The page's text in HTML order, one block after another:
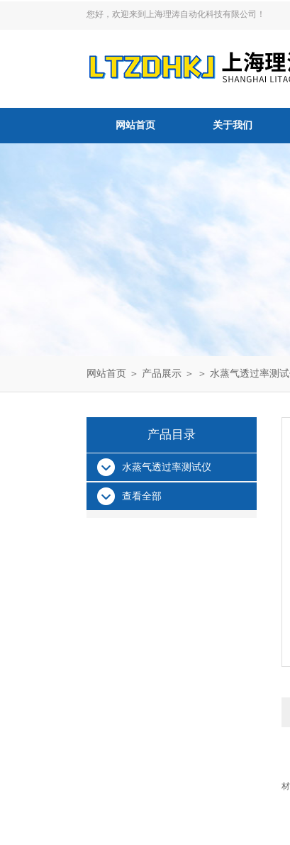
您好，欢迎来到上海理涛自动化科技有限公司！
网站首页 关于我们
网站首页 ＞ 产品展示 ＞ ＞ 水蒸气透过率测
产品目录
水蒸气透过率测试仪
查看全部